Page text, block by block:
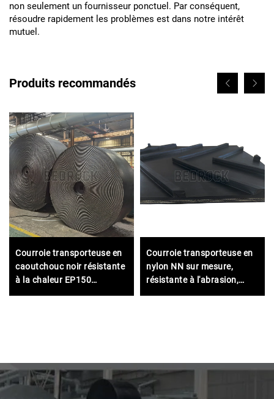
non seulement un fournisseur ponctuel. Par conséquent,
résoudre rapidement les problèmes est dans notre intérêt
mutuel.
Produits recommandés
Courroie transporteuse en
caoutchouc noir résistante
à la chaleur EP150
Courroie transporteuse en
nylon NN sur mesure,
résistante à l'abrasion,